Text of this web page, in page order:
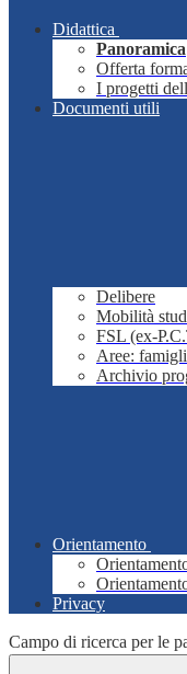
Didattica
Panoramica
Offerta
I progetti
Documenti utili
Delibere
Mobilità
FSL (ex-
Aree:
Archivio
Orientamento
Privacy
Campo di ricerca per le